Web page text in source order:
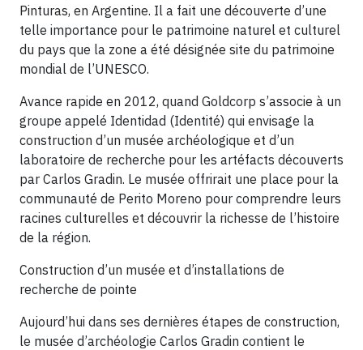
Pinturas, en Argentine. Il a fait une découverte d’une
telle importance pour le patrimoine naturel et culturel
du pays que la zone a été désignée site du patrimoine
mondial de l’UNESCO.
Avance rapide en 2012, quand Goldcorp s’associe à un
groupe appelé Identidad (Identité) qui envisage la
construction d’un musée archéologique et d’un
laboratoire de recherche pour les artéfacts découverts
par Carlos Gradin. Le musée offrirait une place pour la
communauté de Perito Moreno pour comprendre leurs
racines culturelles et découvrir la richesse de l’histoire
de la région.
Construction d’un musée et d’installations de
recherche de pointe
Aujourd’hui dans ses dernières étapes de construction,
le musée d’archéologie Carlos Gradin contient le